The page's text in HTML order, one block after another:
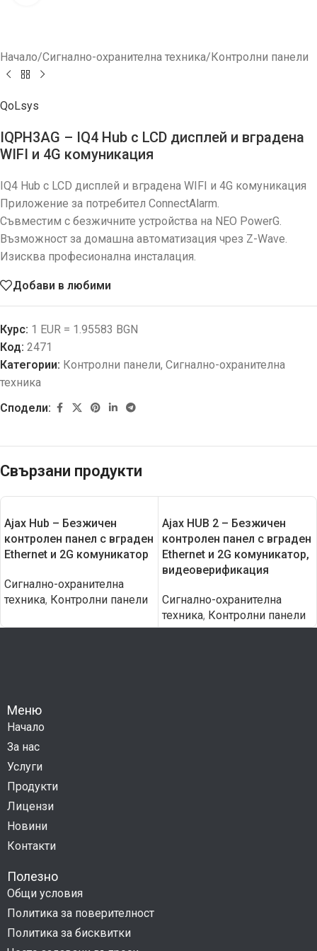
Начало/Сигнално-охранителна техника/Контролни панели
QoLsys
IQPH3AG – IQ4 Hub с LCD дисплей и вградена
WIFI и 4G комуникация
IQ4 Hub с LCD дисплей и вградена WIFI и 4G комуникация
Приложение за потребител ConnectAlarm.
Съвместим с безжичните устройства на NEO PowerG.
Възможност за домашна автоматизация чрез Z-Wave.
Изисква професионална инсталация.
Добави в любими
Курс: 1 EUR = 1.95583 BGN
Код: 2471
Категории: Контролни панели, Сигнално-охранителна
техника
Сподели:
Свързани продукти
Ajax Hub – Безжичен
контролен панел с вграден
Еthernet и 2G комуникатор
Сигнално-охранителна
техника, Контролни панели
Ajax HUB 2 – Безжичен
контролен панел с вграден
Еthernet и 2G комуникатор,
видеоверификация
Сигнално-охранителна
техника, Контролни панели
Меню
Начало
За нас
Услуги
Продукти
Лицензи
Новини
Контакти
Полезно
Общи условия
Политика за поверителност
Политика за бисквитки